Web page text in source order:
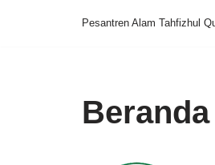
Pesantren Alam Tahfizhul
Beranda